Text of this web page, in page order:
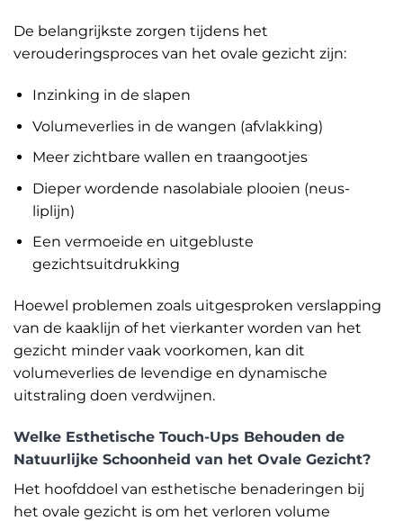
De belangrijkste zorgen tijdens het
verouderingsproces van het ovale gezicht zijn:
Inzinking in de slapen
Volumeverlies in de wangen (afvlakking)
Meer zichtbare wallen en traangootjes
Dieper wordende nasolabiale plooien (neus-
liplijn)
Een vermoeide en uitgebluste
gezichtsuitdrukking
Hoewel problemen zoals uitgesproken verslapping
van de kaaklijn of het vierkanter worden van het
gezicht minder vaak voorkomen, kan dit
volumeverlies de levendige en dynamische
uitstraling doen verdwijnen.
Welke Esthetische Touch-Ups Behouden de
Natuurlijke Schoonheid van het Ovale Gezicht?
Het hoofddoel van esthetische benaderingen bij
het ovale gezicht is om het verloren volume